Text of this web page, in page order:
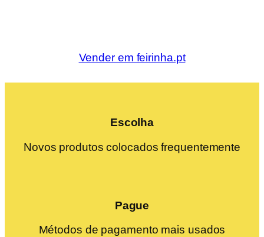
Vender em feirinha.pt
Escolha
Novos produtos colocados frequentemente
Pague
Métodos de pagamento mais usados